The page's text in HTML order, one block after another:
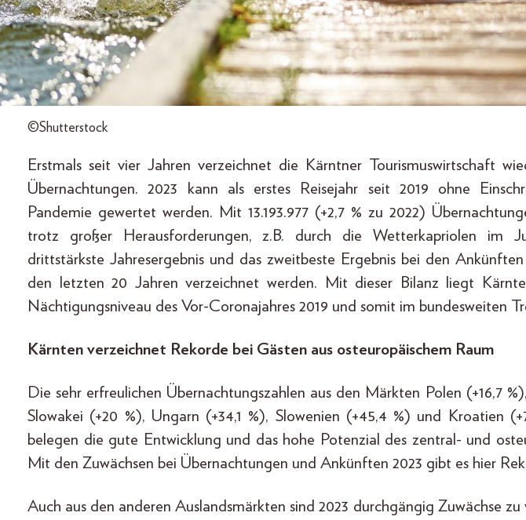
©Shutterstock
Erstmals seit vier Jahren verzeichnet die Kärntner Tourismuswirtschaft
Übernachtungen. 2023 kann als erstes Reisejahr seit 2019 ohne
Pandemie gewertet werden. Mit 13.193.977 (+2,7 % zu 2022)
trotz großer Herausforderungen, z.B. durch die Wetterkapriolen im
drittstärkste Jahresergebnis und das zweitbeste Ergebnis bei den Ankünften
den letzten 20 Jahren verzeichnet werden. Mit dieser Bilanz liegt
Nächtigungsniveau des Vor-Coronajahres 2019 und somit im bundesweiten
Kärnten verzeichnet Rekorde bei Gästen aus osteuropäischem Raum
Die sehr erfreulichen Übernachtungszahlen aus den Märkten Polen (+16,7
Slowakei (+20 %), Ungarn (+34,1 %), Slowenien (+45,4 %) und Kroatien
belegen die gute Entwicklung und das hohe Potenzial des zentral- und
Mit den Zuwächsen bei Übernachtungen und Ankünften 2023 gibt es hier
Auch aus den anderen Auslandsmärkten sind 2023 durchgängig Zuwächse zu